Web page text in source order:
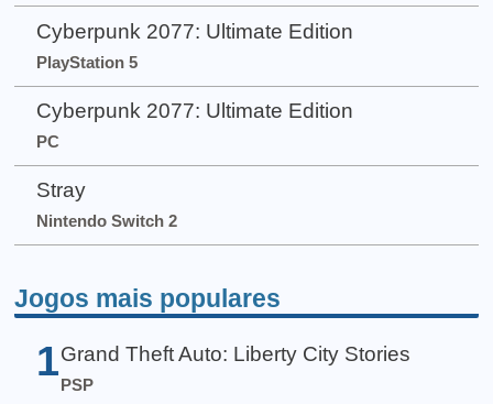
Cyberpunk 2077: Ultimate Edition
PlayStation 5
Cyberpunk 2077: Ultimate Edition
PC
Stray
Nintendo Switch 2
Jogos mais populares
1 Grand Theft Auto: Liberty City Stories
PSP